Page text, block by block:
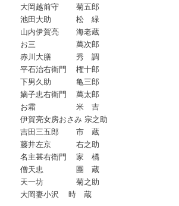
大岡越前守 菊五郎
池田大助 松 緑
山内伊賀亮 海老蔵
お三 萬次郎
赤川大膳 秀 調
平石治右衛門 権十郎
下男久助 亀三郎
嫡子忠右衛門 萬太郎
お霜 米 吉
伊賀亮女房おさみ 宗之助
吉田三五郎 市 蔵
藤井左京 右之助
名主甚右衛門 家 橘
僧天忠 團 蔵
天一坊 菊之助
大岡妻小沢 時 蔵